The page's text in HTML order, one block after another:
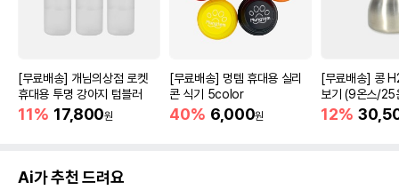
[무료배송] 개님의상점 로켓
휴대용 투명 강아지 텀블러
11% 17,800원
[무료배송] 멍템 휴대용 실리
콘 식기 5color
40% 6,000원
[무료배송] 콩
보기 (9온스/25
12%
Ai가 추천 드려요